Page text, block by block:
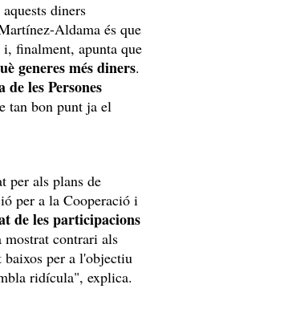
diners
Aldama és que
i, finalment, apunta que
generes més diners.
les Persones
tan bon punt ja el
per als plans de
per a la Cooperació i
de les participacions
mostrat contrari als
per a l'objectiu
ridícula", explica.